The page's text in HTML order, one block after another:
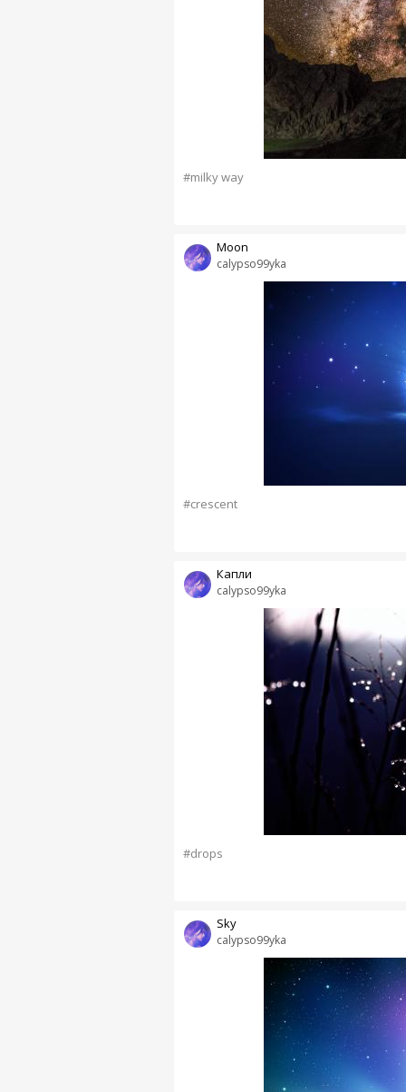
#milky way
calypso99yka
Moon
#crescent
calypso99yka
Капли
#drops
calypso99yka
Sky